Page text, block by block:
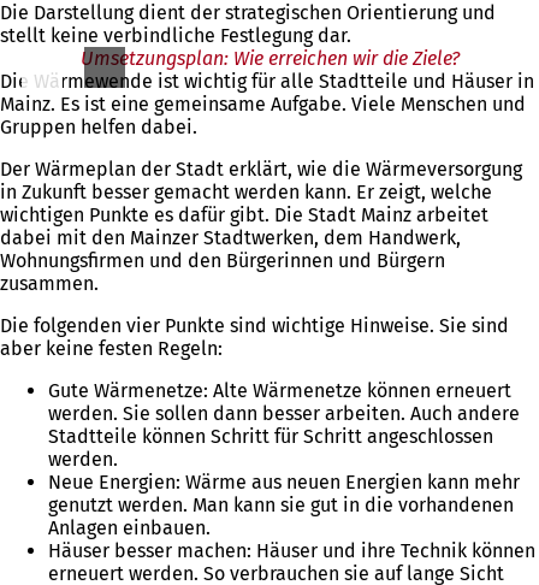
n
e
i
n
e
e
u
e
n
T
b
)
Die Darstellung dient der strategischen Orientierung und
stellt keine verbindliche Festlegung dar.
Umsetzungsplan: Wie erreichen wir die Ziele?
Die Wärmewende ist wichtig für alle Stadtteile und Häuser in
Mainz. Es ist eine gemeinsame Aufgabe. Viele Menschen und
Gruppen helfen dabei.
Der Wärmeplan der Stadt erklärt, wie die Wärmeversorgung
in Zukunft besser gemacht werden kann. Er zeigt, welche
wichtigen Punkte es dafür gibt. Die Stadt Mainz arbeitet
dabei mit den Mainzer Stadtwerken, dem Handwerk,
Wohnungsfirmen und den Bürgerinnen und Bürgern
zusammen.
Die folgenden vier Punkte sind wichtige Hinweise. Sie sind
aber keine festen Regeln:
Gute Wärmenetze: Alte Wärmenetze können erneuert
werden. Sie sollen dann besser arbeiten. Auch andere
Stadtteile können Schritt für Schritt angeschlossen
werden.
Neue Energien: Wärme aus neuen Energien kann mehr
genutzt werden. Man kann sie gut in die vorhandenen
Anlagen einbauen.
Häuser besser machen: Häuser und ihre Technik können
erneuert werden. So verbrauchen sie auf lange Sicht